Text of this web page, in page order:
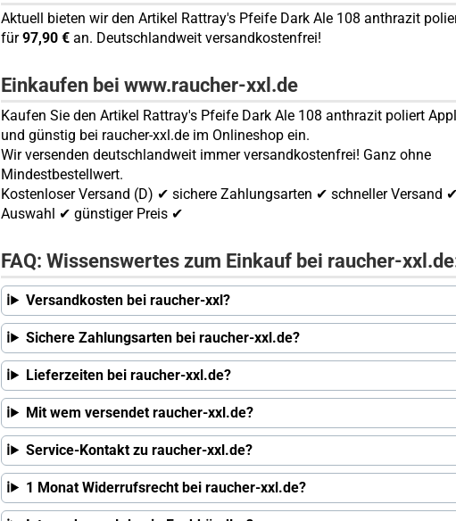
Aktuell bieten wir den Artikel Rattray's Pfeife Dark Ale 108 anthrazit
für97,90 € an. Deutschlandweit versandkostenfrei!
Einkaufen bei www.raucher-xxl.de
Kaufen Sie den Artikel Rattray's Pfeife Dark Ale 108 anthrazit poliert
und günstig bei raucher-xxl.de im Onlineshop ein.
Wir versenden deutschlandweit immer versandkostenfrei! Ganz ohne
Mindestbestellwert.
Kostenloser Versand (D) ✔ sichere Zahlungsarten ✔ schneller Versand
Auswahl ✔ günstiger Preis ✔
FAQ: Wissenswertes zum Einkauf bei raucher-
Versandkosten bei raucher-xxl?
Sichere Zahlungsarten bei raucher-xxl.de?
Lieferzeiten bei raucher-xxl.de?
Mit wem versendet raucher-xxl.de?
Service-Kontakt zu raucher-xxl.de?
1 Monat Widerrufsrecht bei raucher-xxl.de?